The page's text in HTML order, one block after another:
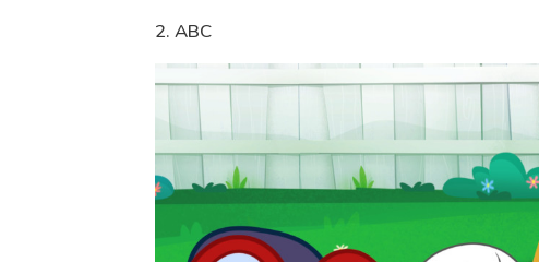
2. ABC